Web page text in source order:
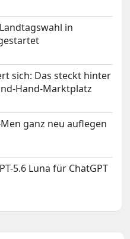
in
sich: Das steckt hinter
Hand-Marktplatz
ganz neu auflegen
5.6 Luna für ChatGPT